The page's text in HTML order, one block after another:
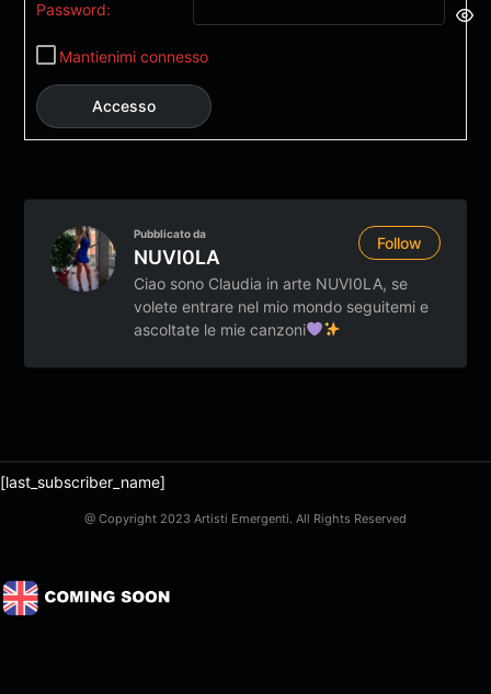
Password:
Mantienimi connesso
Accesso
Pubblicato da
NUVI0LA
Follow
Ciao sono Claudia in arte NUVI0LA, se
volete entrare nel mio mondo seguitemi e
ascoltate le mie canzoni
[last_subscriber_name]
@ Copyright 2023 Artisti Emergenti. All Rights Reserved